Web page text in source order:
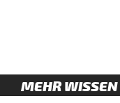
MEHR WISSEN